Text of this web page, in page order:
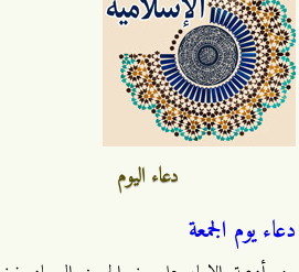
دعاء اليوم
دعاء يوم الجمعة